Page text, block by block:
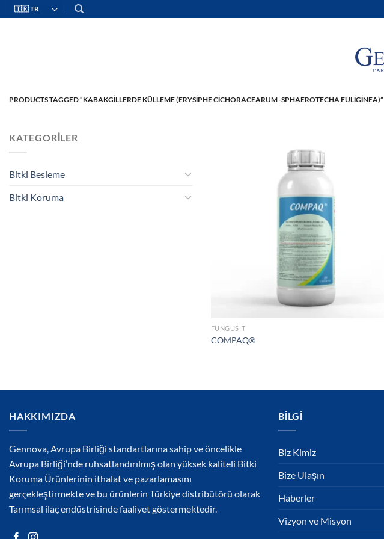
İçeriğe
PRODUCTS TAGGED “KABAKGILLERDE KÜLLEME (ERYSIPHE CICHORACEARUM -SPHAEROTECHA FULIGINEA)”
KATEGORILER
Bitki Besleme
Bitki Koruma
FUNGUSIT
COMPAQ®
HAKKIMIZDA
Gennova, Avrupa Birliği standartlarına sahip ve öncelikle
Avrupa Birliği’nde ruhsatlandırılmış olan yüksek kaliteli Bitki
Koruma Ürünlerinin ithalat ve pazarlamasını
gerçekleştirmekte ve bu ürünlerin Türkiye distribütörü olarak
Tarımsal ilaç endüstrisinde faaliyet göstermektedir.
BILGI
Biz Kimiz
Bize Ulaşın
Haberler
Vizyon ve Misyon